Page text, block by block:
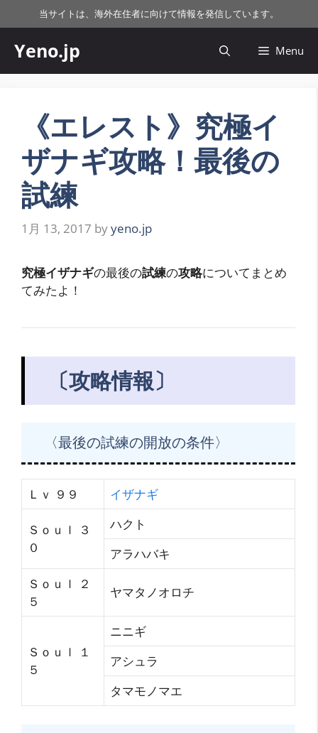
ン
ツ
当サイトは、海外在住者に向けて情報を発信しています。
Yeno.jp Menu
《エレスト》究極イ
ザナギ攻略！最後の
試練
1月 13, 2017 byyeno.jp
究極イザナギの最後の試練の攻略についてまとめ
てみたよ！
〔攻略情報〕
〈最後の試練の開放の条件〉
Ｌｖ ９９ イザナギ
Ｓｏｕｌ ３
０
ハクト
アラハバキ
Ｓｏｕｌ ２
５
ヤマタノオロチ
Ｓｏｕｌ １
５
ニニギ
アシュラ
タマモノマエ